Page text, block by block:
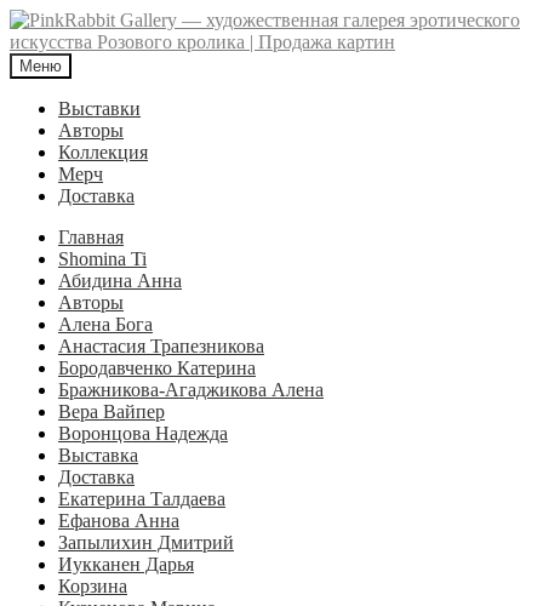
Перейти
к
навигации
Перейти
к
содержимому
Меню
Выставки
Авторы
Коллекция
Мерч
Доставка
Главная
Shomina Ti
Абидина Анна
Авторы
Алена Бога
Анастасия Трапезникова
Бородавченко Катерина
Бражникова-Агаджикова Алена
Вера Вайпер
Воронцова Надежда
Выставка
Доставка
Екатерина Талдаева
Ефанова Анна
Запылихин Дмитрий
Иукканен Дарья
Корзина